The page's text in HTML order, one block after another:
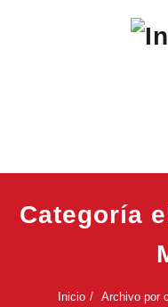
Instituto de
Categoría
Inicio Archivo por